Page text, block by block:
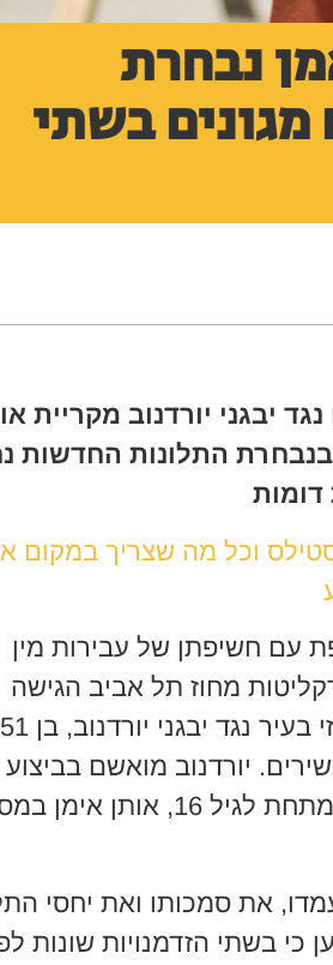
נבחרת
בשתי
יבגני יורדנוב מקריית
התלונות החדשות
סטילס וכל מה שצריך במקום
עם חשיפתן של עבירות מין
מחוז תל אביב הגישה
לאחרונה כתב אישום חמור לבית המשפט המחוזי בעיר נגד יבגני יורדנוב, בן 51
יורדנוב מואשם בביצוע
מעשים מגונים בשתי מתעמלות קטינות, שתיהן מתחת לגיל 16,
את סמכותו ואת יחסי
כי בשתי הזדמנויות שונות